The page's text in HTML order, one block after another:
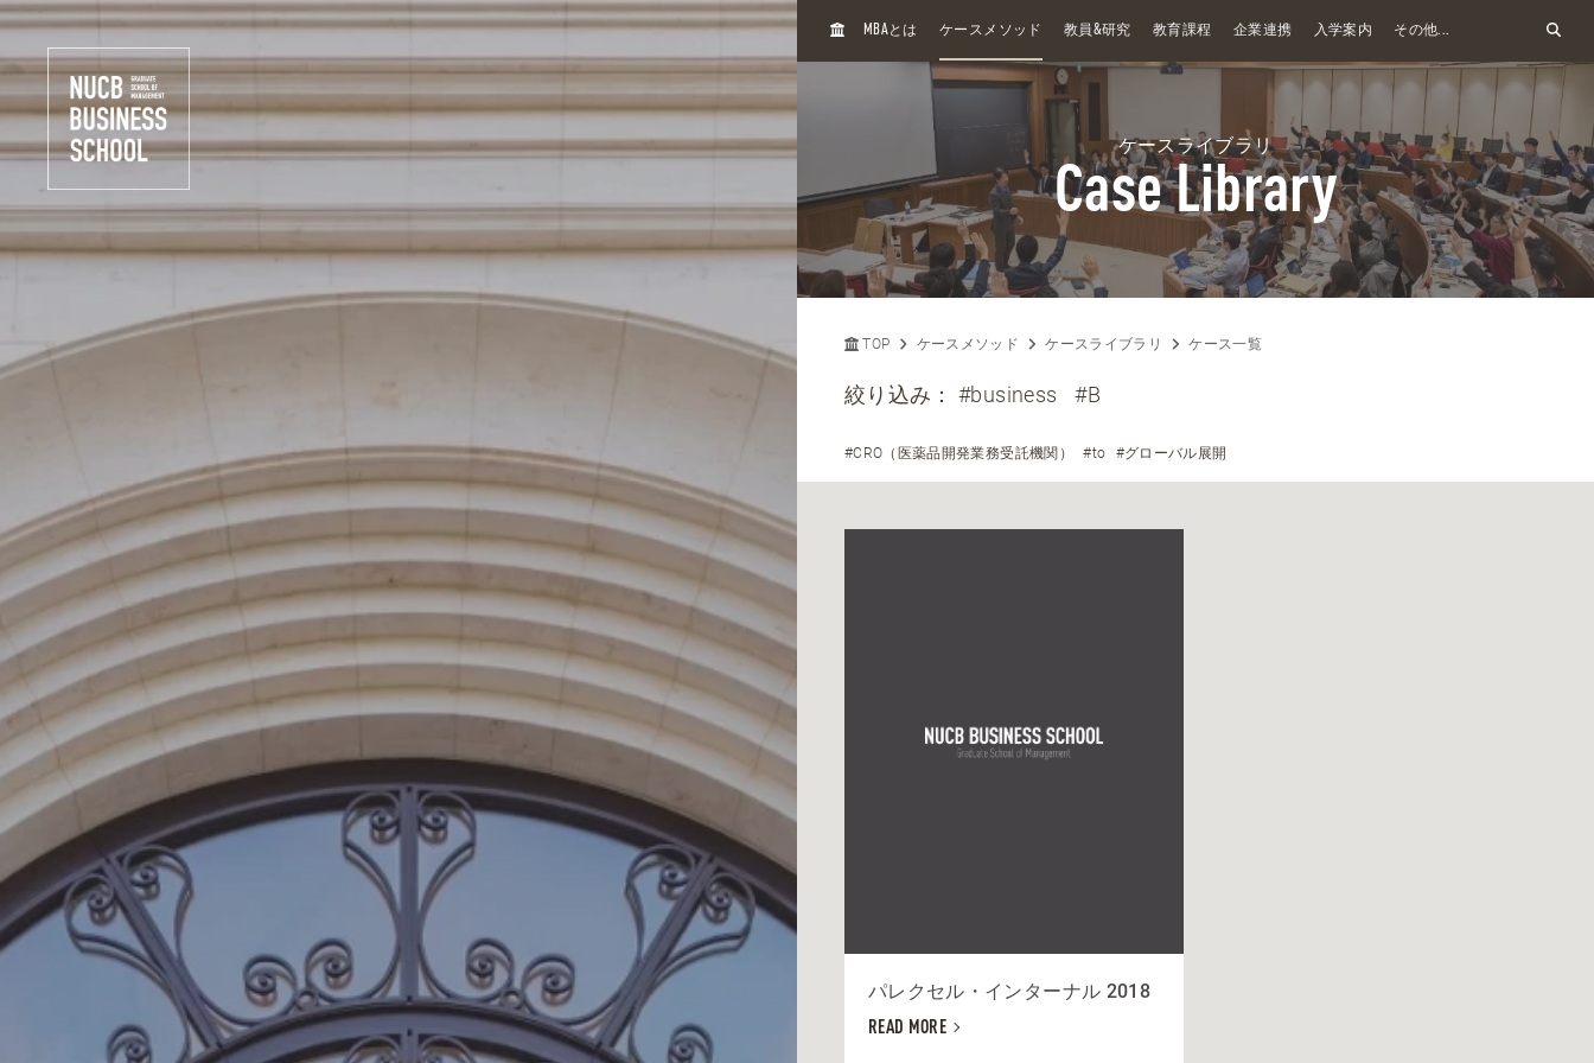
H
MBAとは ケースメソッド 教員&研究 教育課程 企業連携 入学案内 その他...
ケースライブラリ
Case Library
TOP ケースメソッド ケースライブラリ ケース一覧
絞り込み：#business #B
#CRO（医薬品開発業務受託機関） #to #グローバル展開
パレクセル・インターナル 2018
READ MORE